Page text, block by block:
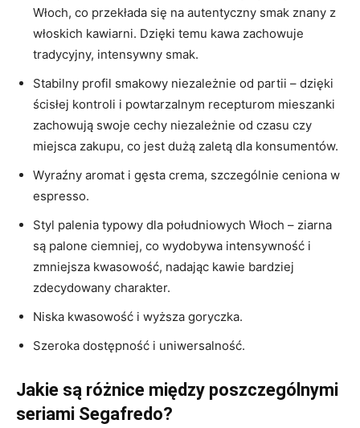
Włoch, co przekłada się na autentyczny smak znany z
włoskich kawiarni. Dzięki temu kawa zachowuje
tradycyjny, intensywny smak.
Stabilny profil smakowy niezależnie od partii – dzięki
ścisłej kontroli i powtarzalnym recepturom mieszanki
zachowują swoje cechy niezależnie od czasu czy
miejsca zakupu, co jest dużą zaletą dla konsumentów.
Wyraźny aromat i gęsta crema, szczególnie ceniona w
espresso.
Styl palenia typowy dla południowych Włoch – ziarna
są palone ciemniej, co wydobywa intensywność i
zmniejsza kwasowość, nadając kawie bardziej
zdecydowany charakter.
Niska kwasowość i wyższa goryczka.
Szeroka dostępność i uniwersalność.
Jakie są różnice między poszczególnymi
seriami Segafredo?